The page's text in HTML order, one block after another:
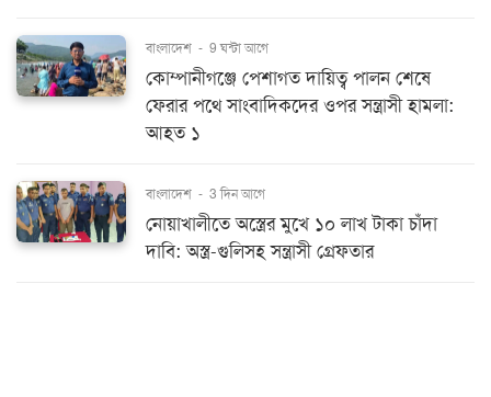
বাংলাদেশ - 9 ঘন্টা আগে
কোম্পানীগঞ্জে পেশাগত দায়িত্ব পালন শেষে
ফেরার পথে সাংবাদিকদের ওপর সন্ত্রাসী হামলা:
আহত ১
বাংলাদেশ - 3 দিন আগে
নোয়াখালীতে অস্ত্রের মুখে ১০ লাখ টাকা চাঁদা
দাবি: অস্ত্র-গুলিসহ সন্ত্রাসী গ্রেফতার